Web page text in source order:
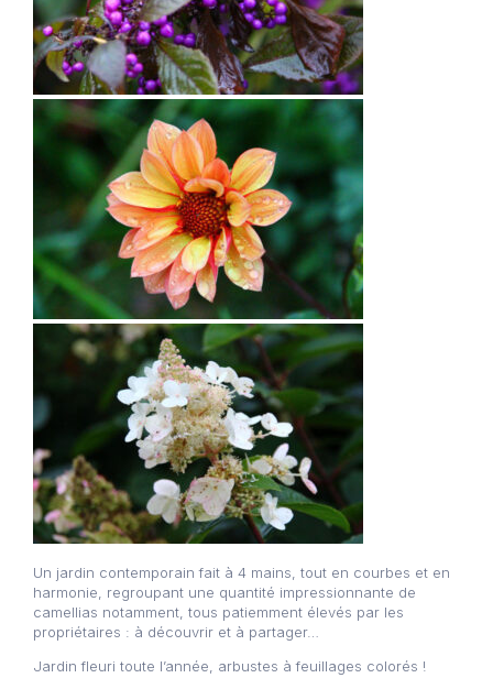
Un jardin contemporain fait à 4 mains, tout en courbes et en
harmonie, regroupant une quantité impressionnante de
camellias notamment, tous patiemment élevés par les
propriétaires : à découvrir et à partager…
Jardin fleuri toute l’année, arbustes à feuillages colorés !